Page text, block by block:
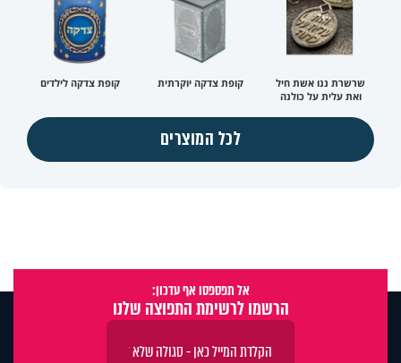
שרשרת ננו אשת חיל
ואת עלית על כולנה
קופת צדקה יוקרתית קופת צדקה לילדים
לכל המוצרים
אל תפספסו אף עדכון:
הרשמו לרשימת התפוצה שלנו